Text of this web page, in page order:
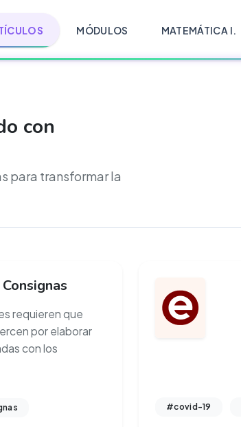
MÓDULOS MATEMÁTICA I.
con
para transformar la
requieren que
por elaborar
con los
#covid-19